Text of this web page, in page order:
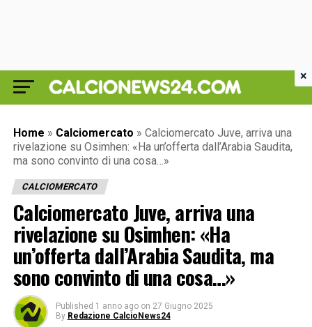
Home » Calciomercato » Calciomercato Juve, arriva una
rivelazione su Osimhen: «Ha un’offerta dall’Arabia Saudita,
ma sono convinto di una cosa…»
CALCIOMERCATO
Calciomercato Juve, arriva una
rivelazione su Osimhen: «Ha
un’offerta dall’Arabia Saudita, ma
sono convinto di una cosa…»
Published 1 anno ago on 27 Giugno 2025
By Redazione CalcioNews24
×